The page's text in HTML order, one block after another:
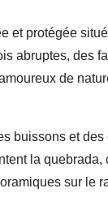
et protégée
abruptes, des
de
buissons et
la
sur le